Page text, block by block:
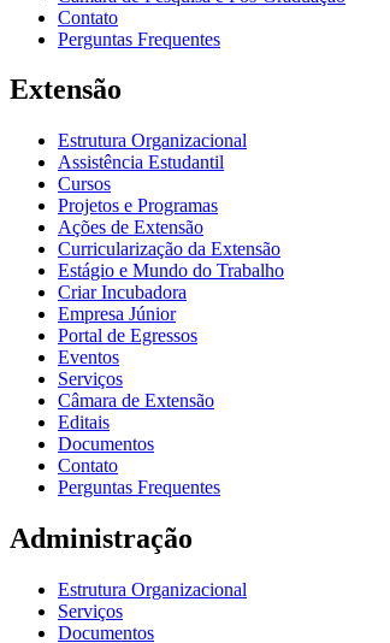
Contato
Perguntas Frequentes
Extensão
Estrutura Organizacional
Assistência Estudantil
Cursos
Projetos e Programas
Ações de Extensão
Curricularização da Extensão
Estágio e Mundo do Trabalho
Criar Incubadora
Empresa Júnior
Portal de Egressos
Eventos
Serviços
Câmara de Extensão
Editais
Documentos
Contato
Perguntas Frequentes
Administração
Estrutura Organizacional
Serviços
Documentos